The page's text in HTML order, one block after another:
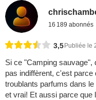
16 189 abonnés
3,5 Publiée le
Si ce "Camping sauvage",
pas indiffèrent, c'est
troublants parfums dans
et vrai! Et aussi parce que